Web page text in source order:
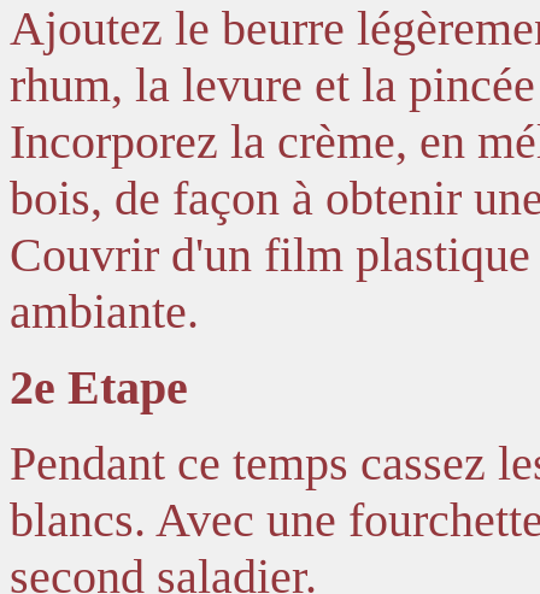
Ajoutez le beurre
rhum, la levure et la
Incorporez la crème, en
bois, de façon à obtenir
Couvrir d'un film plastique
ambiante.
2e Etape
Pendant ce temps cassez
blancs. Avec une
second saladier.